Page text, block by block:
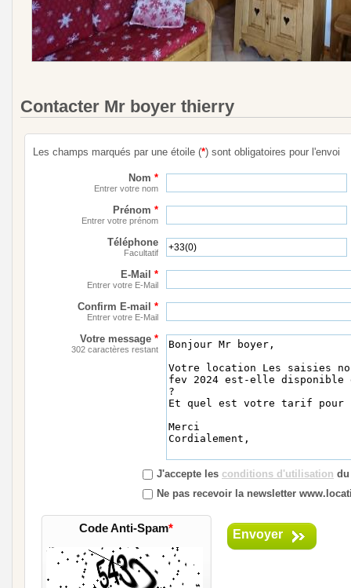
Contacter Mr boyer thierry
Les champs marqués par une étoile (*) sont obligatoires pour l'envoi
Nom *
Entrer votre nom
Prénom *
Entrer votre prénom
Téléphone
Facultatif
E-Mail *
Entrer votre E-Mail
Confirm E-mail *
Entrer votre E-Mail
Votre message *
302 caractères restant
J'accepte les conditions d'utilisation
Ne pas recevoir la newsletter
Code Anti-Spam* Envoyer